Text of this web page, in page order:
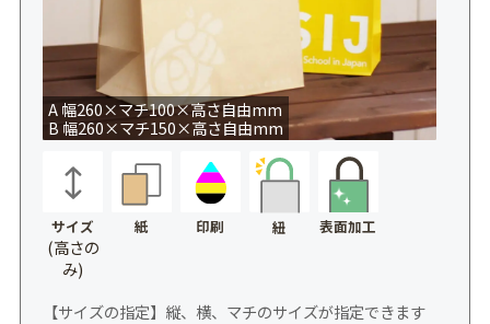
A 幅260×マチ100×高さ自由mm
B 幅260×マチ150×高さ自由mm
サイズ
(高さの
み)
紙 印刷 紐 表面加工
【サイズの指定】縦、横、マチのサイズが指定できます